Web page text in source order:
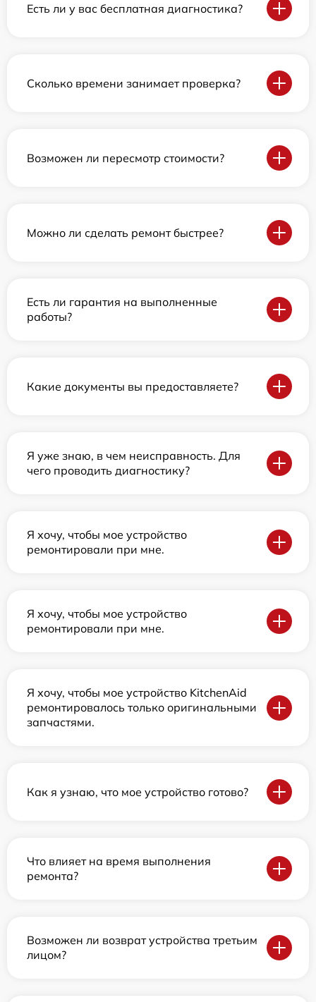
Есть ли у вас бесплатная диагностика?
Сколько времени занимает проверка?
Возможен ли пересмотр стоимости?
Можно ли сделать ремонт быстрее?
Есть ли гарантия на выполненные
работы?
Какие документы вы предоставляете?
Я уже знаю, в чем неисправность. Для
чего проводить диагностику?
Я хочу, чтобы мое устройство
ремонтировали при мне.
Я хочу, чтобы мое устройство
ремонтировали при мне.
Я хочу, чтобы мое устройство KitchenAid
ремонтировалось только оригинальными
запчастями.
Как я узнаю, что мое устройство готово?
Что влияет на время выполнения
ремонта?
Возможен ли возврат устройства третьим
лицом?